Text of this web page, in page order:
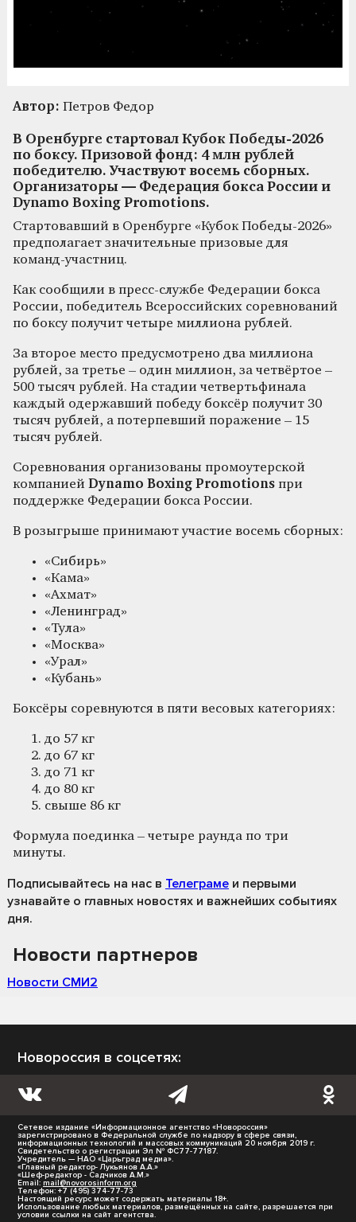
Автор: Петров Федор
В Оренбурге стартовал Кубок Победы-2026
по боксу. Призовой фонд: 4 млн рублей
победителю. Участвуют восемь сборных.
Организаторы — Федерация бокса России и
Dynamo Boxing Promotions.
Стартовавший в Оренбурге «Кубок Победы-2026»
предполагает значительные призовые для
команд-участниц.
Как сообщили в пресс-службе Федерации бокса
России, победитель Всероссийских соревнований
по боксу получит четыре миллиона рублей.
За второе место предусмотрено два миллиона
рублей, за третье – один миллион, за четвёртое –
500 тысяч рублей. На стадии четвертьфинала
каждый одержавший победу боксёр получит 30
тысяч рублей, а потерпевший поражение – 15
тысяч рублей.
Соревнования организованы промоутерской
компанией Dynamo Boxing Promotions при
поддержке Федерации бокса России.
В розыгрыше принимают участие восемь сборных:
«Сибирь»
«Кама»
«Ахмат»
«Ленинград»
«Тула»
«Москва»
«Урал»
«Кубань»
Боксёры соревнуются в пяти весовых категориях:
до 57 кг
до 67 кг
до 71 кг
до 80 кг
свыше 86 кг
Формула поединка – четыре раунда по три
минуты.
Подписывайтесь на нас в Телеграме и первыми
узнавайте о главных новостях и важнейших событиях
дня.
Новости партнеров
Новости СМИ2
Новороссия в соцсетях:
Сетевое издание «Информационное агентство «Новороссия»
зарегистрировано в Федеральной службе по надзору в сфере связи,
информационных технологий и массовых коммуникаций 20 ноября 2019 г.
Свидетельство о регистрации Эл № ФС77-77187.
Учредитель — НАО «Царьград медиа».
«Главный редактор- Лукьянов А.А.»
«Шеф-редактор - Садчиков А.М.»
Email: mail@novorosinform.org
Телефон: +7 (495) 374-77-73
Настоящий ресурс может содержать материалы 18+.
Использование любых материалов, размещённых на сайте, разрешается при
условии ссылки на сайт агентства.